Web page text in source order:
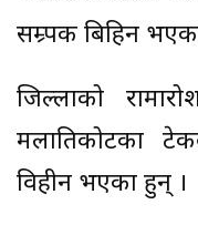
सम्र्पक बिहिन
जिल्लाको
मलातिकोटका
विहीन भएका हुन् ।